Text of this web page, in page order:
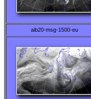
aib20-msg-1500-eu